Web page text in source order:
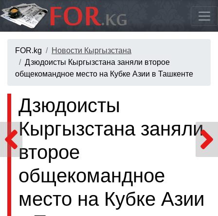
FOR.kg
Новости Кыргызстана
Дзюдоисты Кыргызстана заняли второе
общекомандное место на Кубке Азии в Ташкенте
Дзюдоисты
Кыргызстана заняли
второе
общекомандное
место на Кубке Азии